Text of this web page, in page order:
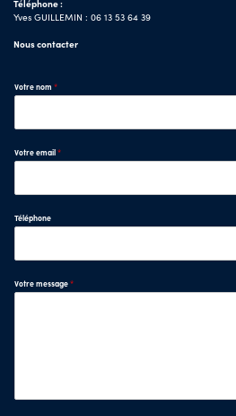
Téléphone :
Yves GUILLEMIN : 06 13 53 64 39
Nous contacter
Votre nom *
Votre email*
Téléphone
Votre message*